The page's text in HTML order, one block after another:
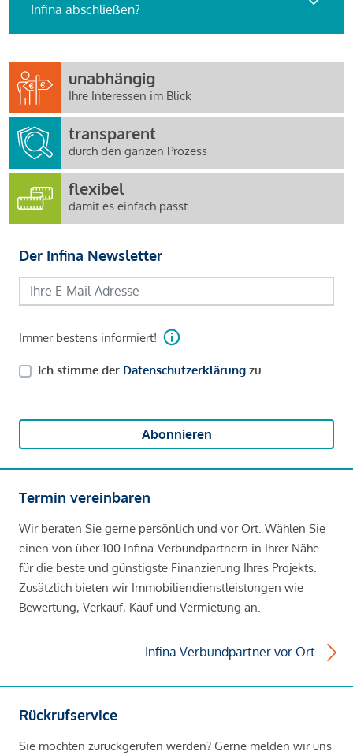
Infina abschließen?
unabhängig
Ihre Interessen im Blick
transparent
durch den ganzen Prozess
flexibel
damit es einfach passt
Der Infina Newsletter
Immer bestens informiert!
Ich stimme der Datenschutzerklärung zu.
Abonnieren
Termin vereinbaren
Wir beraten Sie gerne persönlich und vor Ort. Wählen Sie
einen von über 100 Infina-Verbundpartnern in Ihrer Nähe
für die beste und günstigste Finanzierung Ihres Projekts.
Zusätzlich bieten wir Immobiliendienstleistungen wie
Bewertung, Verkauf, Kauf und Vermietung an.
Infina Verbundpartner vor Ort
Rückrufservice
Sie möchten zurückgerufen werden? Gerne melden wir uns